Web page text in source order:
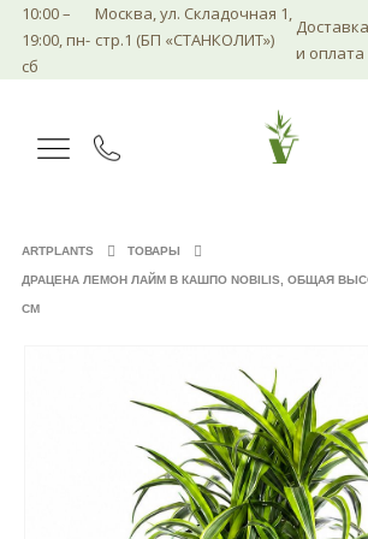
10:00 –
19:00, пн-
сб
Москва, ул. Складочная 1,
стр.1 (БП «СТАНКОЛИТ»)
Доставка
и оплата
ARTPLANTS ТОВАРЫ
ДРАЦЕНА ЛЕМОН ЛАЙМ В КАШПО NOBILIS, ОБЩАЯ
СМ